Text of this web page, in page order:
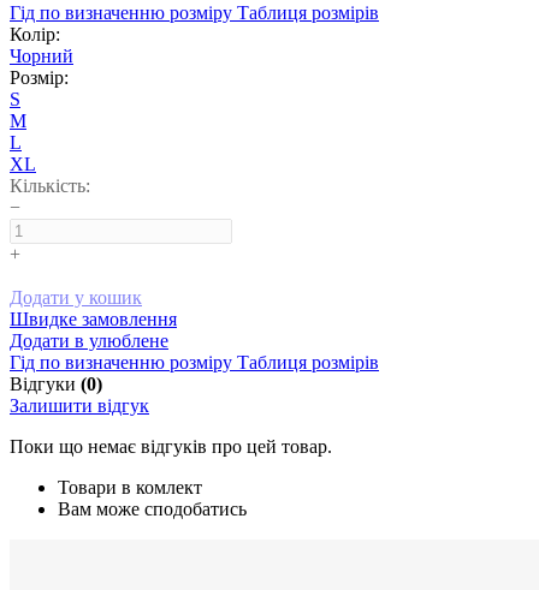
Гід по визначенню розміру Таблиця розмірів
Колір:
Чорний
Розмір:
S
M
L
XL
Кількість:
−
+
Додати у кошик
Швидке замовлення
Додати в улюблене
Гід по визначенню розміру Таблиця розмірів
Відгуки (0)
Залишити відгук
Поки що немає відгуків про цей товар.
Товари в комлект
Вам може сподобатись